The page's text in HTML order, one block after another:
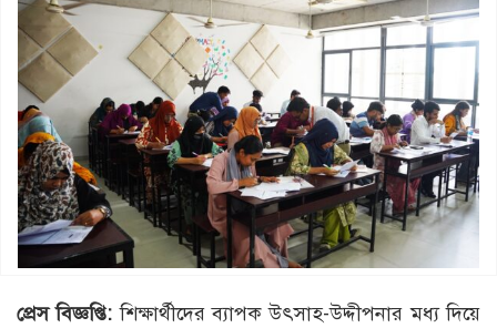
প্রেস বিজ্ঞপ্তি: শিক্ষার্থীদের ব্যাপক উৎসাহ-উদ্দীপনার মধ্য দিয়ে